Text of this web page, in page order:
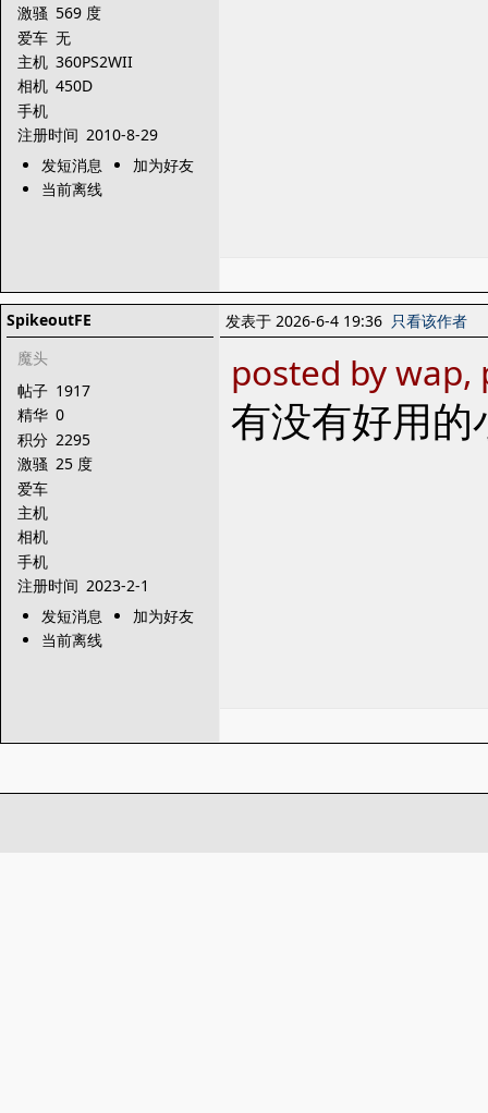
激骚 569 度
爱车 无
主机 360PS2WII
相机 450D
手机
注册时间 2010-8-29
发短消息
加为好友
当前离线
SpikeoutFE
魔头
帖子 1917
精华 0
积分 2295
激骚 25 度
爱车
主机
相机
手机
注册时间 2023-2-1
发短消息
加为好友
当前离线
发表于 2026-6-4 19:36 只看该作者
posted by
有没有好用的